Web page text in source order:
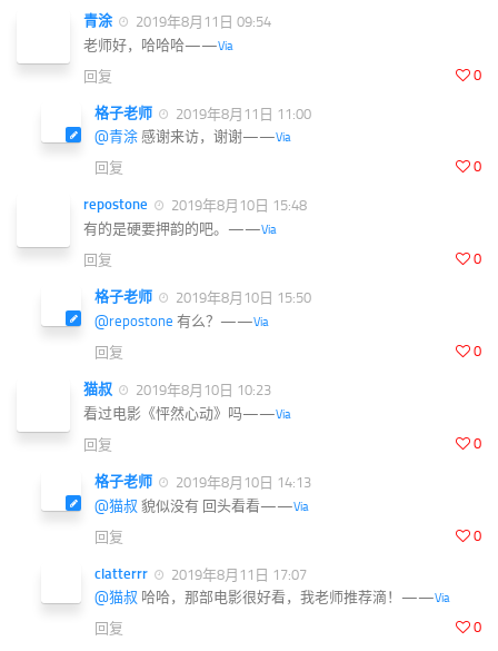
青涂
2019年8月11日 09:54
老师好，哈哈哈——Via
0
回复
格子老师
2019年8月11日 11:00
@青涂 感谢来访，谢谢——Via
0
回复
repostone
2019年8月10日 15:48
有的是硬要押韵的吧。——Via
0
回复
格子老师
2019年8月10日 15:50
@repostone 有么？——Via
0
回复
猫叔
2019年8月10日 10:23
看过电影《怦然心动》吗——Via
0
回复
格子老师
2019年8月10日 14:13
@猫叔 貌似没有 回头看看——Via
0
回复
clatterrr
2019年8月11日 17:07
@猫叔 哈哈，那部电影很好看，我老师推荐滴！——Via
0
回复